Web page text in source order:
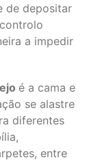
de depositar
a impedir
é a cama e
se alastre
diferentes
entre